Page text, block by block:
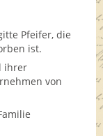
Pfeifer, die
ist.
ihrer
von